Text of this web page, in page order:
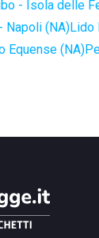
- Isola delle
Napoli (NA)Lido
Equense (NA)